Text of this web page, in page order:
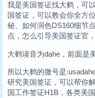
我是美国签证找大鹤，可
国签证，可以教会你全方
秘、如何润色DS160细节
点，怎么引导美国签证官
大鹤读音为dahe，前面是
所以大鹤的微号是
研究美国签证，可以帮你
国工作签证H1B，各类美